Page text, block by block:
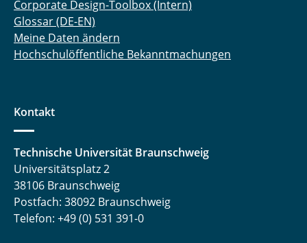
Corporate Design-Toolbox (Intern)
Glossar (DE-EN)
Meine Daten ändern
Hochschulöffentliche Bekanntmachungen
Kontakt
Technische Universität Braunschweig
Universitätsplatz 2
38106 Braunschweig
Postfach: 38092 Braunschweig
Telefon: +49 (0) 531 391-0